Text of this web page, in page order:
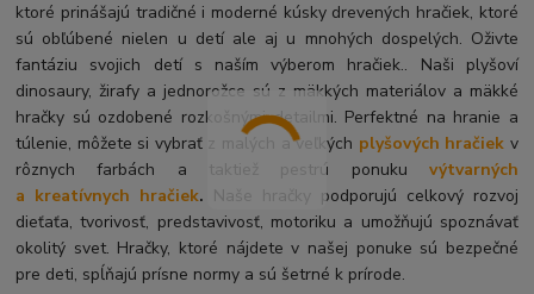
ktoré prinášajú tradičné i moderné kúsky drevených hračiek, ktoré
sú obľúbené nielen u detí ale aj u mnohých dospelých. Oživte
fantáziu svojich detí s naším výberom hračiek.. Naši plyšoví
dinosaury, žirafy a jednorožce sú z mäkkých materiálov a mäkké
hračky sú ozdobené rozkošnými detailmi. Perfektné na hranie a
túlenie, môžete si vybrať z malých a veľkých plyšových hračiek v
rôznych farbách a taktiež pestrú ponuku výtvarných
a kreatívnych hračiek.
Naše hračky podporujú celkový rozvoj
dieťaťa, tvorivosť, predstavivosť, motoriku a umožňujú spoznávať
okolitý svet. Hračky, ktoré nájdete v našej ponuke sú bezpečné
pre deti, spĺňajú prísne normy a sú šetrné k prírode.